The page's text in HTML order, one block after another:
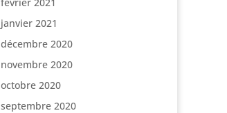
janvier 2021
décembre 2020
novembre 2020
octobre 2020
septembre 2020